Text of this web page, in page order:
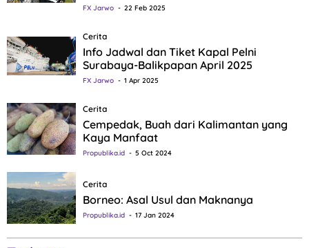
FX Jarwo 22 Feb 2025
Cerita
Info Jadwal dan Tiket Kapal Pelni
Surabaya-Balikpapan April 2025
FX Jarwo 1 Apr 2025
Cerita
Cempedak, Buah dari Kalimantan yang
Kaya Manfaat
Propublika.id 5 Oct 2024
Cerita
Borneo: Asal Usul dan Maknanya
Propublika.id 17 Jan 2024